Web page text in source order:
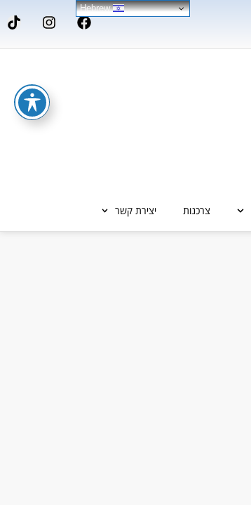
צרכנות יצירת קשר
Hebrew